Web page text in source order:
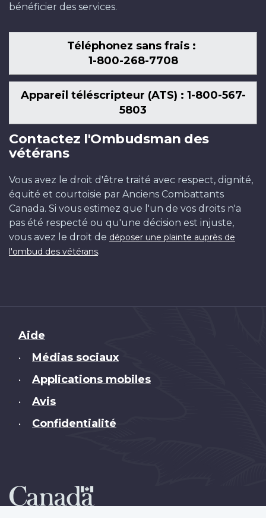
bénéficier des services.
Téléphonez sans frais :
1-800-268-7708
Appareil téléscripteur (ATS) : 1-800-567-
5803
Contactez l'Ombudsman des
vétérans
Vous avez le droit d'être traité avec respect, dignité,
équité et courtoisie par Anciens Combattants
Canada. Si vous estimez que l'un de vos droits n'a
pas été respecté ou qu'une décision est injuste,
vous avez le droit de déposer une plainte auprès de
l'ombud des vétérans.
Brand
Aide
• Médias sociaux
• Applications mobiles
• Avis
• Confidentialité